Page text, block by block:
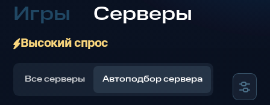
Игры Серверы
Высокий спрос
Все серверы Автоподбор сервера